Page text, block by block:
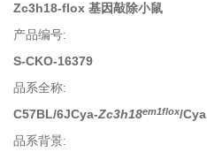
Zc3h18-flox 基因敲除小鼠
产品编号:
S-CKO-16379
品系全称:
C57BL/6JCya-Zc3h18em1flox/Cya
品系背景: